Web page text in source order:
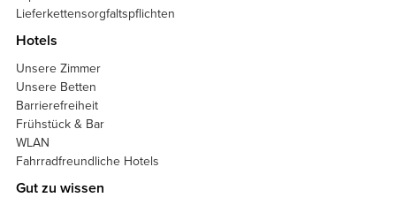
Lieferkettensorgfaltspflichten
Hotels
Unsere Zimmer
Unsere Betten
Barrierefreiheit
Frühstück & Bar
WLAN
Fahrradfreundliche Hotels
Gut zu wissen